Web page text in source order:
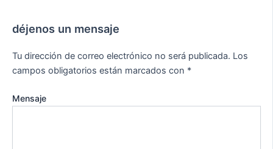
déjenos un mensaje
Tu dirección de correo electrónico no será publicada. Los
campos obligatorios están marcados con *
Mensaje